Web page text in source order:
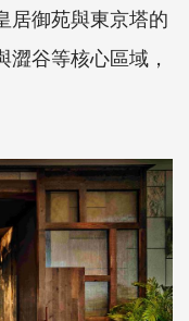
居御苑與東京塔的
谷等核心區域，